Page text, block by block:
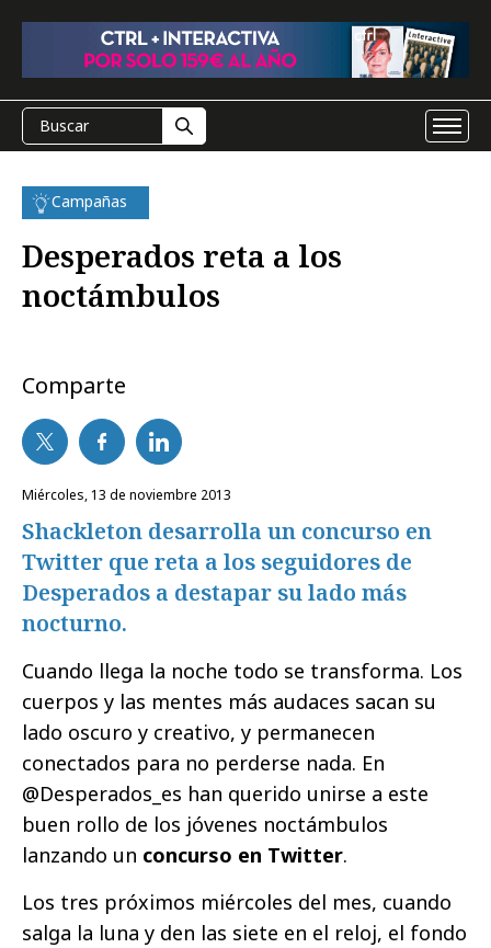
Campañas
Desperados reta a los
noctámbulos
Comparte
miércoles, 13 de noviembre 2013
Shackleton desarrolla un concurso en
Twitter que reta a los seguidores de
Desperados a destapar su lado más
nocturno.
Cuando llega la noche todo se transforma. Los
cuerpos y las mentes más audaces sacan su
lado oscuro y creativo, y permanecen
conectados para no perderse nada. En
@Desperados_es han querido unirse a este
buen rollo de los jóvenes noctámbulos
lanzando un concurso en Twitter.
Los tres próximos miércoles del mes, cuando
salga la luna y den las siete en el reloj, el fondo